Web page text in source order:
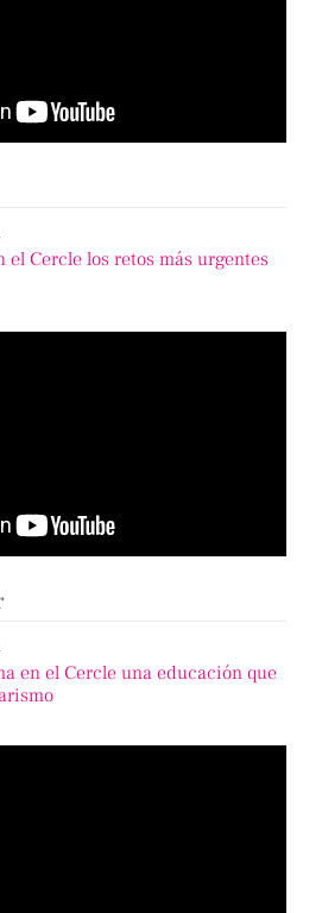
el Cercle los retos más urgentes
en el Cercle una educación que